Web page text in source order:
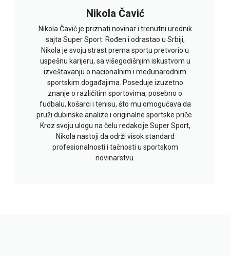
Nikola Čavić
Nikola Čavić je priznati novinar i trenutni urednik
sajta Super Sport. Rođen i odrastao u Srbiji,
Nikola je svoju strast prema sportu pretvorio u
uspešnu karijeru, sa višegodišnjim iskustvom u
izveštavanju o nacionalnim i međunarodnim
sportskim događajima. Poseduje izuzetno
znanje o različitim sportovima, posebno o
fudbalu, košarci i tenisu, što mu omogućava da
pruži dubinske analize i originalne sportske priče.
Kroz svoju ulogu na čelu redakcije Super Sport,
Nikola nastoji da održi visok standard
profesionalnosti i tačnosti u sportskom
novinarstvu.